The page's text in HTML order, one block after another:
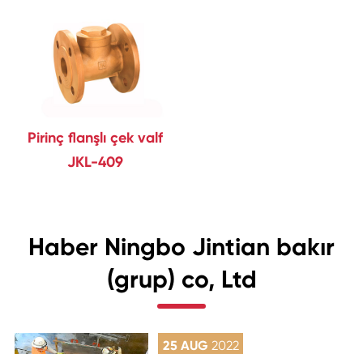
Pirinç flanşlı çek valf
JKL-409
Haber Ningbo Jintian bakır
(grup) co, Ltd
25 AUG 2022